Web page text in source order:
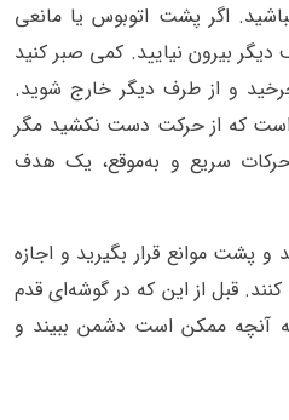
اگر پشت اتوبوس یا مانعی
بیرون نیایید. کمی صبر کنید
و از طرف دیگر خارج شوید.
است که از حرکت دست نکشید مگر
حرکات سریع و به‌موقع، یک هدف
پشت موانع قرار بگیرید و اجازه
قبل از این که در گوشه‌ای قدم
آنچه ممکن است دشمن ببیند و